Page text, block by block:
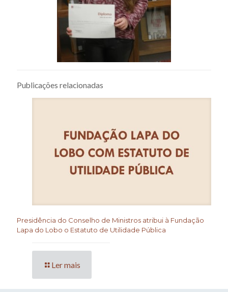
Publicações relacionadas
Presidência do Conselho de Ministros atribui à Fundação
Lapa do Lobo o Estatuto de Utilidade Pública
Ler mais